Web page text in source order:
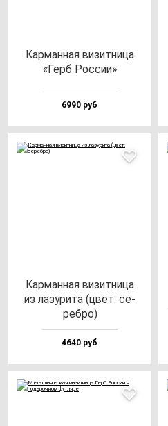
Кар­ман­ная ви­зит­ни­ца
«Герб Рос­сии»
6990 руб
Кар­ман­ная ви­зит­ни­ца
из ла­зу­ри­та (цвет: се­
реб­ро)
4640 руб